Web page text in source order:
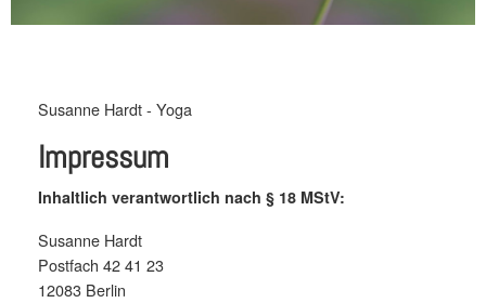
Susanne Hardt - Yoga
Impressum
Inhaltlich verantwortlich nach § 18 MStV:
Susanne Hardt
Postfach 42 41 23
12083 Berlin